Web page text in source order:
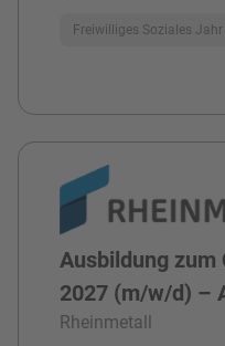
Freiwilliges Soziales
Ausbildung zum
2027 (m/w/d) –
Rheinmetall